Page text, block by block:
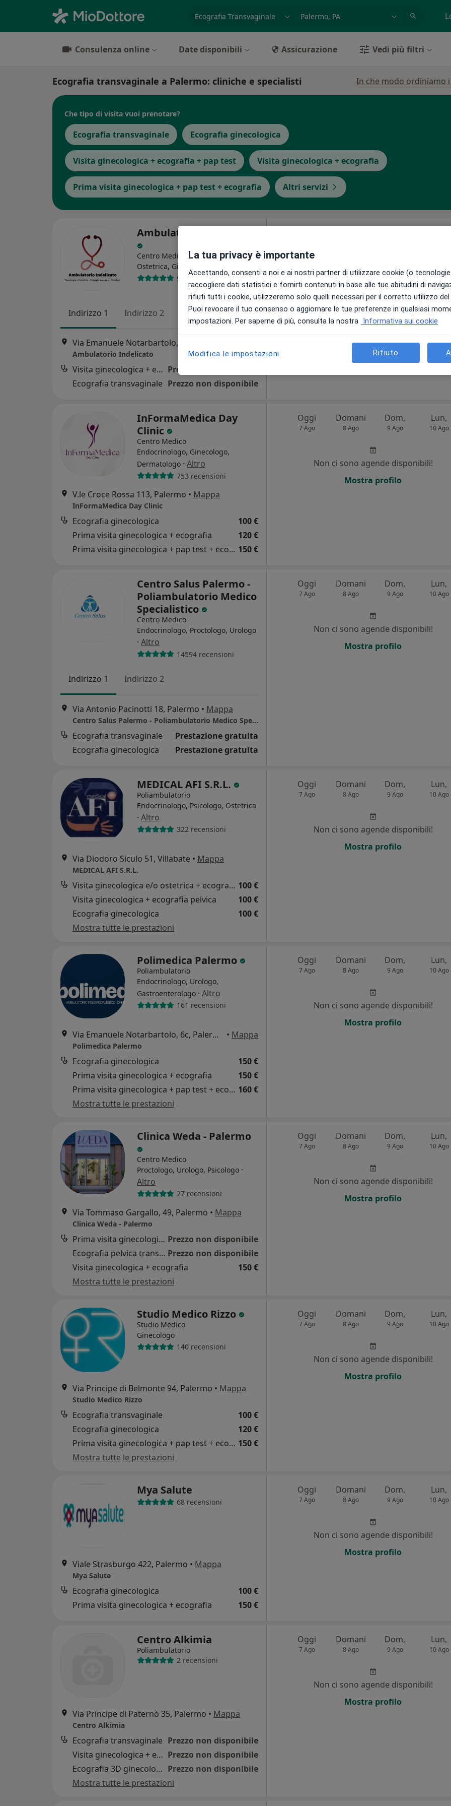
Consulenza online Date disponibili Assicurazione Vedi più filtri
Ecografia transvaginale a Palermo: cliniche e specialisti In che modo ordiniamo
Che tipo di visita vuoi prenotare?
Ecografia transvaginale Ecografia ginecologica
Visita ginecologica + ecografia + pap test Visita ginecologica + ecografia
Prima visita ginecologica + pap test + ecografia Altri servizi
Ambulatorio Indelicato
Centro Medico
Ostetrica, Ginecologo, Angiologo
962 recensioni
Indirizzo 1 Indirizzo 2
Ambulatorio Indelicato
Visita ginecologica + ecografia pelvica + pap-test Prezzo non disponibile
Ecografia transvaginale Prezzo non disponibile
Non ci sono agende disponibili!
Mostra profilo
InFormaMedica Day
Clinic
Centro Medico
Endocrinologo, Ginecologo,
Dermatologo · Altro
753 recensioni
V.le Croce Rossa 113, Palermo • Mappa
InFormaMedica Day Clinic
Ecografia ginecologica
100 €
Prima visita ginecologica + ecografia
120 €
Prima visita ginecologica + pap test + ecografia 150 €
Oggi
7 Ago
Domani
8 Ago
Dom,
9 Ago
Lun,
10 Ago
Non ci sono agende disponibili!
Mostra profilo
Centro Salus Palermo -
Poliambulatorio Medico
Specialistico
Centro Medico
Endocrinologo, Proctologo, Urologo
· Altro
14594 recensioni
Indirizzo 1 Indirizzo 2
Via Antonio Pacinotti 18, Palermo • Mappa
Centro Salus Palermo - Poliambulatorio Medico Specialistico
Ecografia transvaginale
Prestazione gratuita
Ecografia ginecologica
Prestazione gratuita
Oggi
7 Ago
Domani
8 Ago
Dom,
9 Ago
Lun,
10 Ago
Non ci sono agende disponibili!
Mostra profilo
MEDICAL AFI S.R.L.
Poliambulatorio
Endocrinologo, Psicologo, Ostetrica
· Altro
322 recensioni
Via Diodoro Siculo 51, Villabate • Mappa
MEDICAL AFI S.R.L.
Visita ginecologica e/o ostetrica + ecografia 100 €
Visita ginecologica + ecografia pelvica
100 €
Ecografia ginecologica
100 €
Mostra tutte le prestazioni
Oggi
7 Ago
Domani
8 Ago
Dom,
9 Ago
Lun,
10 Ago
Non ci sono agende disponibili!
Mostra profilo
Polimedica Palermo
Poliambulatorio
Endocrinologo, Urologo,
Gastroenterologo · Altro
161 recensioni
Via Emanuele Notarbartolo, 6c, Palermo • Mappa
Polimedica Palermo
Ecografia ginecologica
150 €
Prima visita ginecologica + ecografia
150 €
Prima visita ginecologica + pap test + ecografia 160 €
Mostra tutte le prestazioni
Oggi
7 Ago
Domani
8 Ago
Dom,
9 Ago
Lun,
10 Ago
Non ci sono agende disponibili!
Mostra profilo
Clinica Weda - Palermo
Centro Medico
Proctologo, Urologo, Psicologo ·
Altro
27 recensioni
Via Tommaso Gargallo, 49, Palermo • Mappa
Clinica Weda - Palermo
Prima visita ginecologica + ecografia Prezzo non disponibile
Ecografia pelvica transvaginale Prezzo non disponibile
Visita ginecologica + ecografia
150 €
Mostra tutte le prestazioni
Oggi
7 Ago
Domani
8 Ago
Dom,
9 Ago
Lun,
10 Ago
Non ci sono agende disponibili!
Mostra profilo
Studio Medico Rizzo
Studio Medico
Ginecologo
140 recensioni
Via Principe di Belmonte 94, Palermo • Mappa
Studio Medico Rizzo
Ecografia transvaginale
100 €
Ecografia ginecologica
120 €
Prima visita ginecologica + pap test + ecografia 150 €
Mostra tutte le prestazioni
Oggi
7 Ago
Domani
8 Ago
Dom,
9 Ago
Lun,
10 Ago
Non ci sono agende disponibili!
Mostra profilo
Mya Salute
68 recensioni
Viale Strasburgo 422, Palermo • Mappa
Mya Salute
Ecografia ginecologica
100 €
Prima visita ginecologica + ecografia
150 €
Oggi
7 Ago
Domani
8 Ago
Dom,
9 Ago
Lun,
10 Ago
Non ci sono agende disponibili!
Mostra profilo
Centro Alkimia
Poliambulatorio
2 recensioni
Via Principe di Paternò 35, Palermo • Mappa
Centro Alkimia
Ecografia transvaginale Prezzo non disponibile
Visita ginecologica + ecografia pelvica + pap-test Prezzo non disponibile
Ecografia 3D ginecologica e ostetrica Prezzo non disponibile
Mostra tutte le prestazioni
Oggi
7 Ago
Domani
8 Ago
Dom,
9 Ago
Lun,
10 Ago
Non ci sono agende disponibili!
Mostra profilo
La tua privacy è importante
Accettando, consenti a noi e ai nostri partner di utilizzare cookie (o
raccogliere dati statistici e fornirti contenuti in base alle tue abitudini di
rifiuti tutti i cookie, utilizzeremo solo quelli necessari per il corretto utilizzo
Puoi revocare il tuo consenso o aggiornare le tue preferenze in qualsiasi
impostazioni. Per saperne di più, consulta la nostra Informativa sui cookie
Modifica le impostazioni Rifiuto